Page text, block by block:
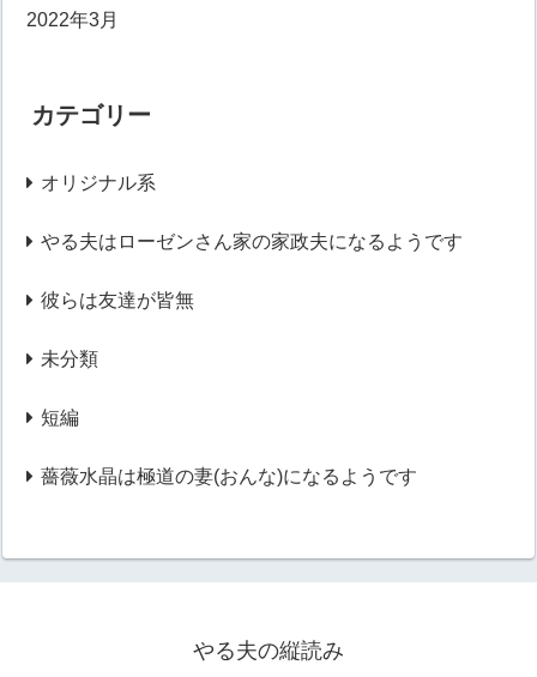
2022年3月
カテゴリー
オリジナル系
やる夫はローゼンさん家の家政夫になるようです
彼らは友達が皆無
未分類
短編
薔薇水晶は極道の妻(おんな)になるようです
やる夫の縦読み